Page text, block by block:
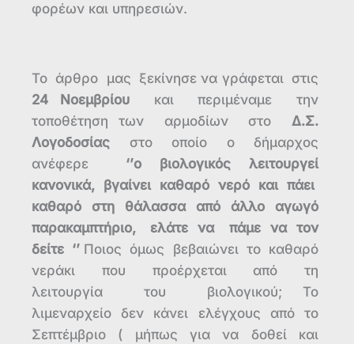
φορέων και υπηρεσιών.
Το άρθρο μας ξεκίνησε να γράφεται στις
24 Νοεμβρίου και περιμέναμε την
τοποθέτηση των αρμοδίων στο Δ.Σ.
Λογοδοσίας στο οποίο ο δήμαρχος
ανέφερε ‘’ο βιολογικός λειτουργεί
κανονικά, βγαίνει καθαρό νερό και πάει
καθαρό στη θάλασσα από άλλο αγωγό
παρακαμπτήριο, ελάτε να πάμε να τον
δείτε ‘’ Ποιος όμως βεβαιώνει το καθαρό
νεράκι που προέρχεται από τη
λειτουργία του βιολογικού; Το
λιμεναρχείο δεν κάνει ελέγχους από το
Σεπτέμβριο ( μήπως για να δοθεί και